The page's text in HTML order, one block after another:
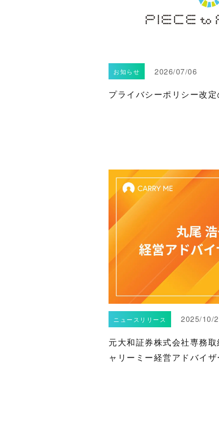
お知らせ 2026/07/06
プライバシーポリシー改
ニュースリリース 2025/10/
元大和証券株式会社専務
ャリーミー経営アドバイ